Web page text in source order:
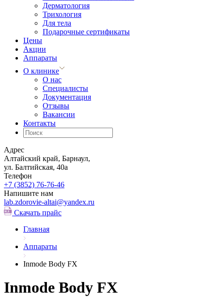
Дерматология
Трихология
Для тела
Подарочные сертификаты
Цены
Акции
Аппараты
О клинике
О нас
Специалисты
Документация
Отзывы
Вакансии
Контакты
Адрес
Алтайский край, Барнаул,
ул. Балтийская, 40а
Телефон
+7 (3852) 76-76-46
Напишите нам
lab.zdorovie-altai@yandex.ru
Скачать прайс
Главная
Аппараты
Inmode Body FX
Inmode Body FX